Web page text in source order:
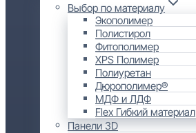
Выбор по материалу
Экополимер
Полистирол
Фитополимер
XPS Полимер
Полиуретан
Дюрополимер®
МДФ и ЛДФ
Flex Гибкий материал
Панели 3D